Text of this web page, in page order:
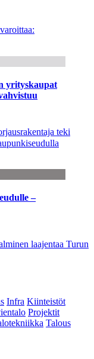
yrityskaupat
teki
–
laajentaa Turun
Infra Kiinteistöt
Projektit
Talous